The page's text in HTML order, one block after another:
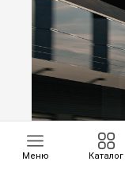
Меню Каталог